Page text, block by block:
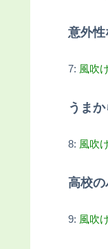
意外性
7: 風吹
うま
8: 風吹
高校
9: 風吹